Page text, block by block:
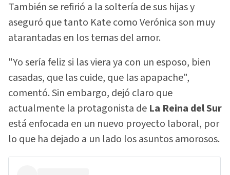
También se refirió a la soltería de sus hijas y
aseguró que tanto Kate como Verónica son muy
atarantadas en los temas del amor.
"Yo sería feliz si las viera ya con un esposo, bien
casadas, que las cuide, que las apapache",
comentó. Sin embargo, dejó claro que
actualmente la protagonista de La Reina del Sur
está enfocada en un nuevo proyecto laboral, por
lo que ha dejado a un lado los asuntos amorosos.